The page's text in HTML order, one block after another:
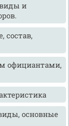
и
состав,
официантами,
основные